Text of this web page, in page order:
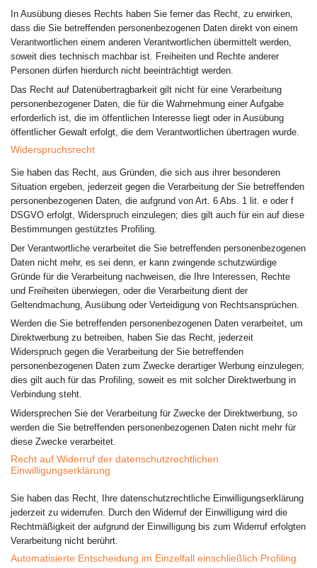
In Ausübung dieses Rechts haben Sie ferner das Recht, zu erwirken,
dass die Sie betreffenden personenbezogenen Daten direkt von einem
Verantwortlichen einem anderen Verantwortlichen übermittelt werden,
soweit dies technisch machbar ist. Freiheiten und Rechte anderer
Personen dürfen hierdurch nicht beeinträchtigt werden.
Das Recht auf Datenübertragbarkeit gilt nicht für eine Verarbeitung
personenbezogener Daten, die für die Wahrnehmung einer Aufgabe
erforderlich ist, die im öffentlichen Interesse liegt oder in Ausübung
öffentlicher Gewalt erfolgt, die dem Verantwortlichen übertragen wurde.
Widerspruchsrecht
Sie haben das Recht, aus Gründen, die sich aus ihrer besonderen
Situation ergeben, jederzeit gegen die Verarbeitung der Sie betreffenden
personenbezogenen Daten, die aufgrund von Art. 6 Abs. 1 lit. e oder f
DSGVO erfolgt, Widerspruch einzulegen; dies gilt auch für ein auf diese
Bestimmungen gestütztes Profiling.
Der Verantwortliche verarbeitet die Sie betreffenden personenbezogenen
Daten nicht mehr, es sei denn, er kann zwingende schutzwürdige
Gründe für die Verarbeitung nachweisen, die Ihre Interessen, Rechte
und Freiheiten überwiegen, oder die Verarbeitung dient der
Geltendmachung, Ausübung oder Verteidigung von Rechtsansprüchen.
Werden die Sie betreffenden personenbezogenen Daten verarbeitet, um
Direktwerbung zu betreiben, haben Sie das Recht, jederzeit
Widerspruch gegen die Verarbeitung der Sie betreffenden
personenbezogenen Daten zum Zwecke derartiger Werbung einzulegen;
dies gilt auch für das Profiling, soweit es mit solcher Direktwerbung in
Verbindung steht.
Widersprechen Sie der Verarbeitung für Zwecke der Direktwerbung, so
werden die Sie betreffenden personenbezogenen Daten nicht mehr für
diese Zwecke verarbeitet.
Recht auf Widerruf der datenschutzrechtlichen
Einwilligungserklärung
Sie haben das Recht, Ihre datenschutzrechtliche Einwilligungserklärung
jederzeit zu widerrufen. Durch den Widerruf der Einwilligung wird die
Rechtmäßigkeit der aufgrund der Einwilligung bis zum Widerruf erfolgten
Verarbeitung nicht berührt.
Automatisierte Entscheidung im Einzelfall einschließlich Profiling